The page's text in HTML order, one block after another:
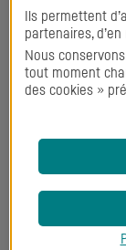
Planification
Reporting
Ils permettent
partenaires,
Nous
tout moment
des cookies »